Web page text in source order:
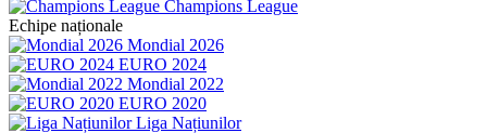
Champions League
Echipe naționale
Mondial 2026
EURO 2024
Mondial 2022
EURO 2020
Liga Națiunilor